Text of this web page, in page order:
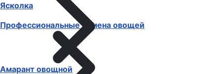
Ясколка
Профессиональные семена овощей
Амарант овощной